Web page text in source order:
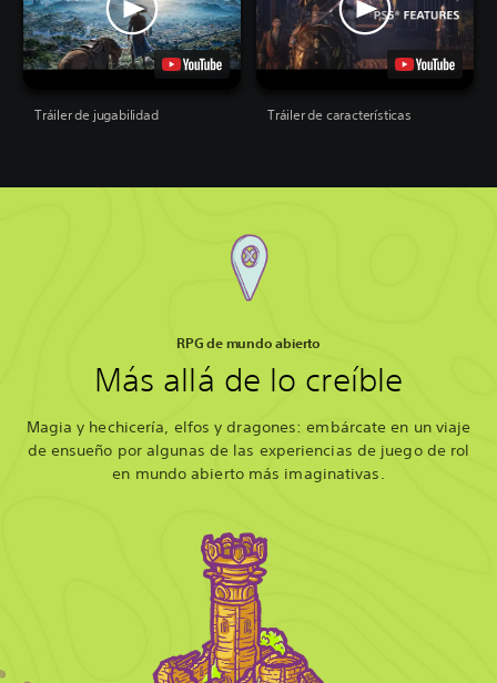
Tráiler de jugabilidad Tráiler de características
RPG de mundo abierto
Más allá de lo creíble
Magia y hechicería, elfos y dragones: embárcate en un viaje
de ensueño por algunas de las experiencias de juego de rol
en mundo abierto más imaginativas.